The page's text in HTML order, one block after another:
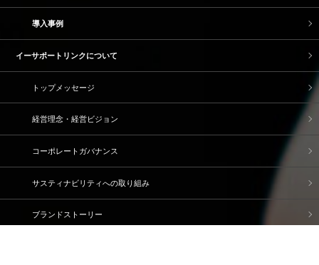
導入事例
イーサポートリンクについて
トップメッセージ
経営理念・経営ビジョン
コーポレートガバナンス
サスティナビリティへの取り組み
ブランドストーリー